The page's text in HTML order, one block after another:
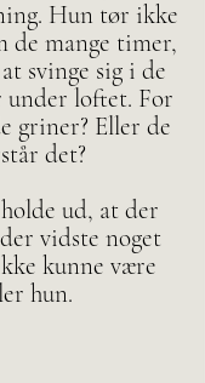
Hun tør ikke
de mange timer,
svinge sig i de
under loftet. For
griner? Eller de
det?
ud, at der
vidste noget
kunne være
hun.